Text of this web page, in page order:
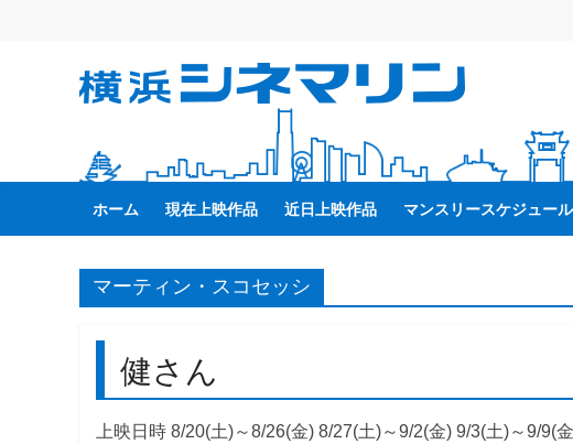
ス
ッ
横
浜
シ
ネ
マ
リ
ホーム 現在上映作品 近日上映作品 マンスリースケジュール
マーティン・スコセッシ
健さん
上映日時 8/20(土)～8/26(金) 8/27(土)～9/2(金) 9/3(土)～9/